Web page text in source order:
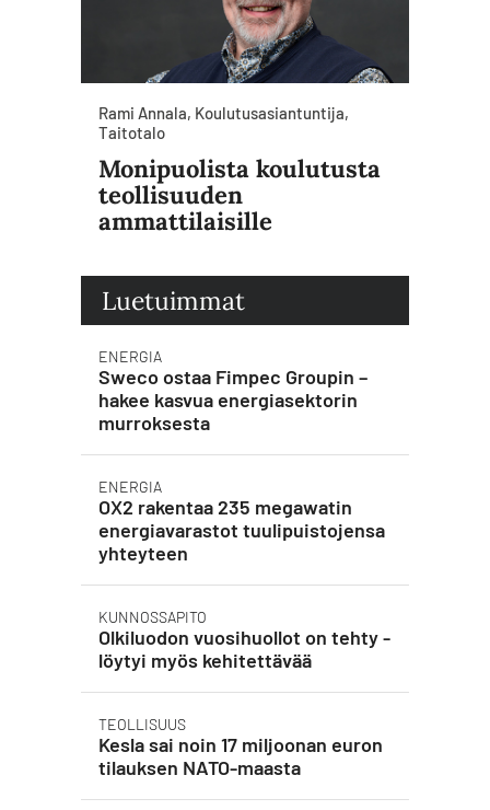
Rami Annala, Koulutusasiantuntija,
Taitotalo
Monipuolista koulutusta
teollisuuden
ammattilaisille
Luetuimmat
ENERGIA
Sweco ostaa Fimpec Groupin –
hakee kasvua energiasektorin
murroksesta
ENERGIA
OX2 rakentaa 235 megawatin
energiavarastot tuulipuistojensa
yhteyteen
KUNNOSSAPITO
Olkiluodon vuosihuollot on tehty -
löytyi myös kehitettävää
TEOLLISUUS
Kesla sai noin 17 miljoonan euron
tilauksen NATO-maasta